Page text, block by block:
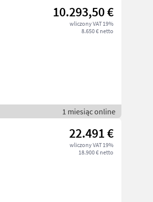
10.293,50 €
wliczony VAT 19%
8.650 € netto
1 miesiąc online
22.491 €
wliczony VAT 19%
18.900 € netto